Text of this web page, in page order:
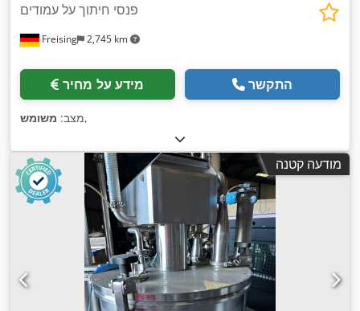
Freising 2,745 km
פנסי חיתוך על עמודים
מידע על מחיר התקשר
מצב: משומש ,
מודעה קטנה